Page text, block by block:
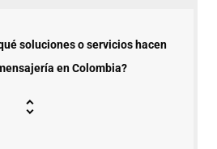
soluciones o servicios hacen
en Colombia?